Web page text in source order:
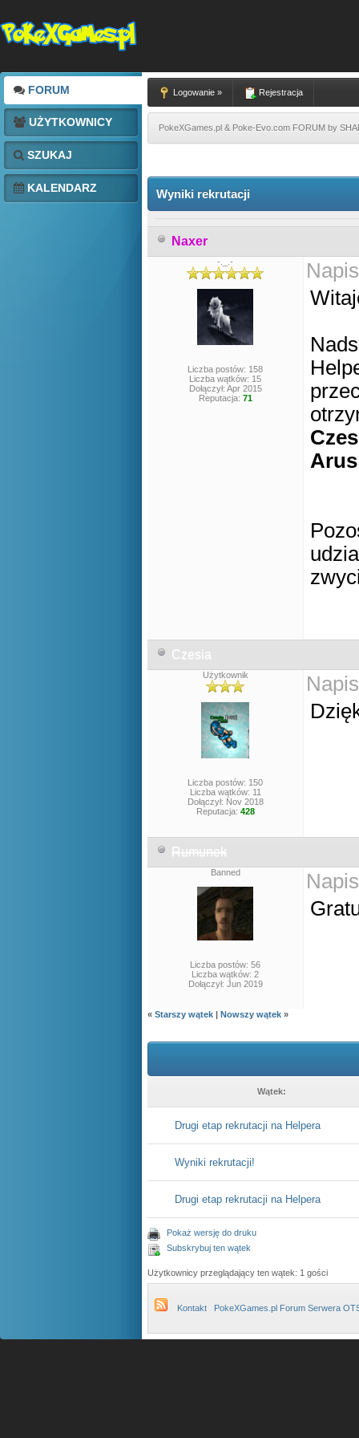
FORUM
UŻYTKOWNICY
SZUKAJ
KALENDARZ
Logowanie » Rejestracja
PokeXGames.pl & Poke-Evo.com FORUM by
Wyniki rekrutacji
Naxer
-._.-
Liczba postów: 158
Liczba wątków: 15
Dołączył: Apr 2015
Reputacja: 71
Czesia
Użytkownik
Liczba postów: 150
Liczba wątków: 11
Dołączył: Nov 2018
Reputacja: 428
Rumunek
Banned
Liczba postów: 56
Liczba wątków: 2
Dołączył: Jun 2019
« Starszy wątek | Nowszy wątek »
Wątek:
Drugi etap rekrutacji na Helpera
Wyniki rekrutacji!
Drugi etap rekrutacji na Helpera
Pokaż wersję do druku
Subskrybuj ten wątek
Użytkownicy przeglądający ten wątek: 1 gości
Kontakt PokeXGames.pl Forum Serwera